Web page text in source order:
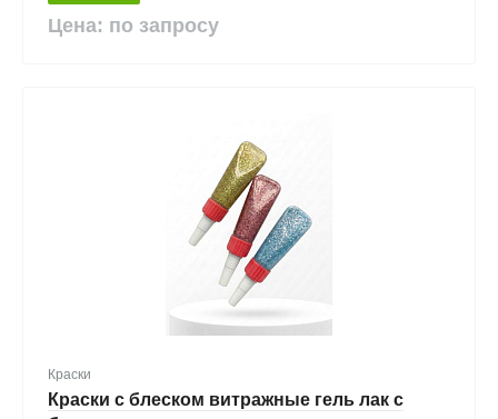
Цена: по запросу
Краски
Краски с блеском витражные гель лак с